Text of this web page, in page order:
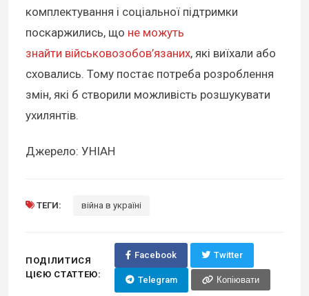
комплектування і соціальної підтримки
поскаржились, що не можуть
знайти військовозобов’язаних, які виїхали або
сховались. Тому постає потреба розроблення
змін, які б створили можливість розшукувати
ухилянтів.
Джерело: УНІАН
ТЕГИ: війна в україні
ПОДІЛИТИСЯ
ЦІЄЮ СТАТТЕЮ:
Facebook Twitter
Telegram Копіювати